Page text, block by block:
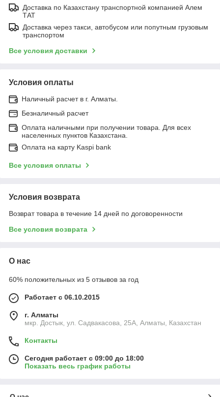
Доставка по Казахстану транспортной компанией Алем
ТАТ
Доставка через такси, автобусом или попутным грузовым
транспортом
Все условия доставки
Условия оплаты
Наличный расчет в г. Алматы.
Безналичный расчет
Оплата наличными при получении товара. Для всех
населенных пунктов Казахстана.
Оплата на карту Kaspi bank
Все условия оплаты
Условия возврата
Возврат товара в течение 14 дней по договоренности
Все условия возврата
О нас
60% положительных из 5 отзывов за год
Работает с 06.10.2015
г. Алматы
мкр. Достык, ул. Садвакасова, 25А, Алматы, Казахстан
Контакты
Сегодня работает с 09:00 до 18:00
Показать весь график работы